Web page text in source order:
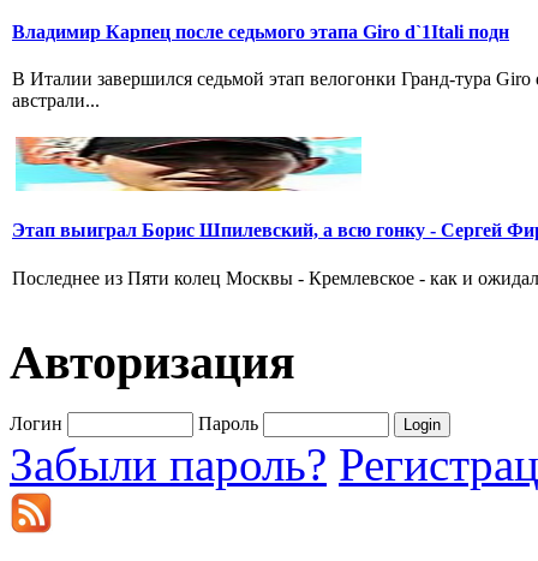
Владимир Карпец после седьмого этапа Giro d`1Itali подн
В Италии завершился седьмой этап велогонки Гранд-тура
австрали...
Этап выиграл Борис Шпилевский, а всю гонку - Сергей
Последнее из Пяти колец Москвы - Кремлевское - как и
Авторизация
Логин Пароль
Забыли пароль?